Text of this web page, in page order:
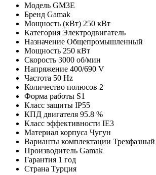
Модель GM3E
Бренд Gamak
Мощность (кВт) 250 кВт
Категория Электродвигатель
Назначение Общепромышленный
Мощность 250 кВт
Скорость 3000 об/мин
Напряжение 400/690 V
Частота 50 Hz
Количество полюсов 2
Форма работы S1
Класс защиты IP55
КПД двигателя 95.8 %
Класс эффективности IE3
Материал корпуса Чугун
Варианты комплектации Трехфазный
Производитель Gamak
Гарантия 1 год
Страна Турция